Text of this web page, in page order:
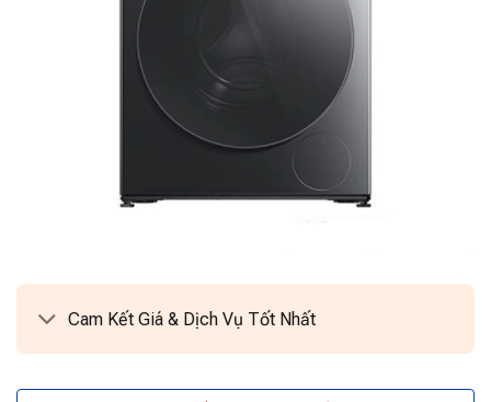
Cam Kết Giá & Dịch Vụ Tốt Nhất